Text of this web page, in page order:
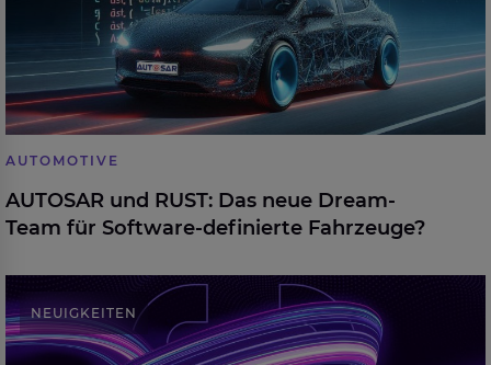
AUTOMOTIVE
AUTOSAR und RUST: Das neue Dream-
Team für Software-definierte Fahrzeuge?
Expleo stellt auf Farnborough International Airshow
2024 aus
NEUIGKEITEN